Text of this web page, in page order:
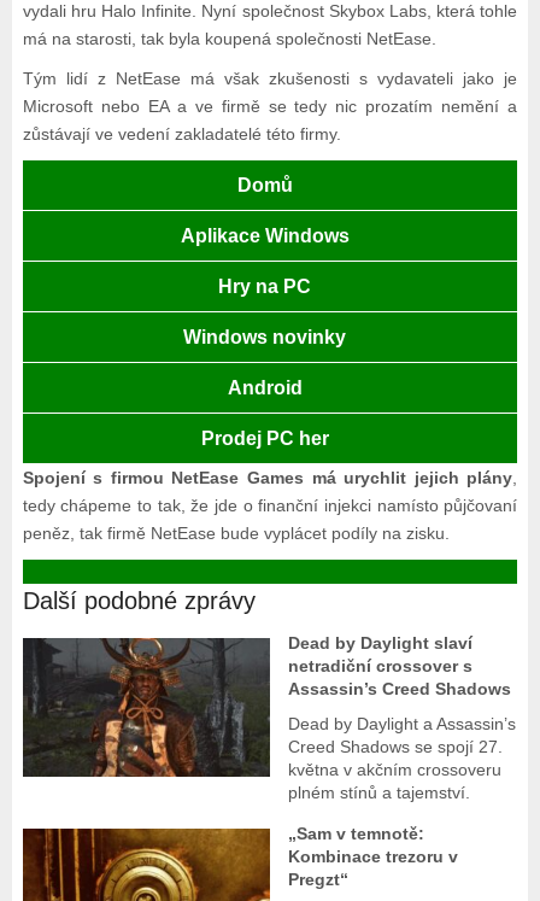
vydali hru Halo Infinite. Nyní společnost Skybox Labs, která tohle
má na starosti, tak byla koupená společnosti NetEase.
Tým lidí z NetEase má však zkušenosti s vydavateli jako je
Microsoft nebo EA a ve firmě se tedy nic prozatím nemění a
zůstávají ve vedení zakladatelé této firmy.
Domů
Aplikace Windows
Hry na PC
Windows novinky
Android
Prodej PC her
Spojení s firmou NetEase Games má urychlit jejich plány,
tedy chápeme to tak, že jde o finanční injekci namísto půjčovaní
peněz, tak firmě NetEase bude vyplácet podíly na zisku.
Další podobné zprávy
Dead by Daylight slaví
netradiční crossover s
Assassin’s Creed Shadows
Dead by Daylight a Assassin’s
Creed Shadows se spojí 27.
května v akčním crossoveru
plném stínů a tajemství.
„Sam v temnotě:
Kombinace trezoru v
Pregzt“